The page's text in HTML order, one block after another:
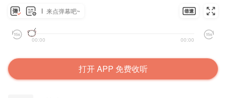
来点弹幕吧~
00:00 00:00
打开 APP 免费收听